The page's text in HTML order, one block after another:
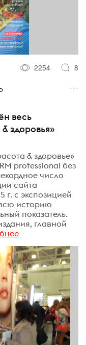
2254 8
весь
здоровья»
& здоровье»
professional без
число
сайта
г. с экспозицией
историю
показатель.
главной